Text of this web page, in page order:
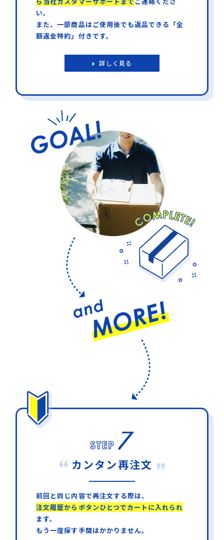
い。
また、一部商品はご使用後でも返品できる「全
額返金特約」付きです。
詳しく見る
カンタン再注文
前回と同じ内容で再注文する際は、
注文履歴からボタンひとつでカートに入れられ
ます。
もう一度探す手間はかかりません。